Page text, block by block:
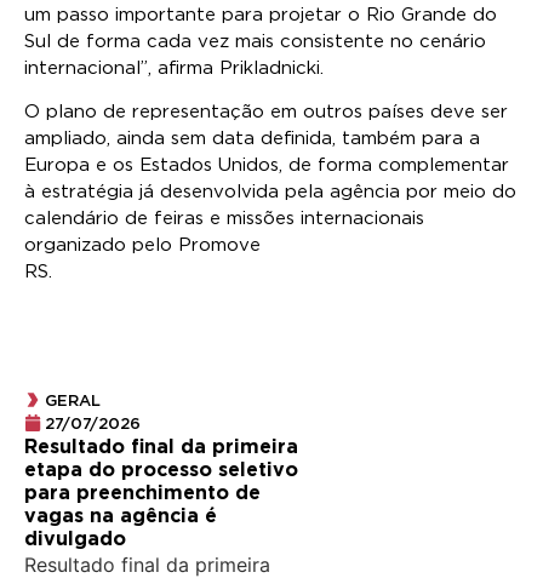
um passo importante para projetar o Rio Grande do
Sul de forma cada vez mais consistente no cenário
internacional”, afirma Prikladnicki.
O plano de representação em outros países deve ser
ampliado, ainda sem data definida, também para a
Europa e os Estados Unidos, de forma complementar
à estratégia já desenvolvida pela agência por meio do
calendário de feiras e missões internacionais
organizado pelo Promove
RS.
GERAL
27/07/2026
Resultado final da primeira
etapa do processo seletivo
para preenchimento de
vagas na agência é
divulgado
Resultado final da primeira